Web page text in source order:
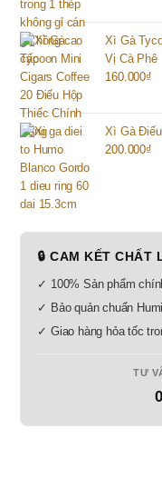
Xì Gà
Vị Cà Phê
160.000₫
Xì Gà
200.000₫
🔒 CAM KẾT CHẤT
✓ 100% Sản phẩm
✓ Bảo quản chuẩn
✓ Giao hàng hỏa tốc
TƯ